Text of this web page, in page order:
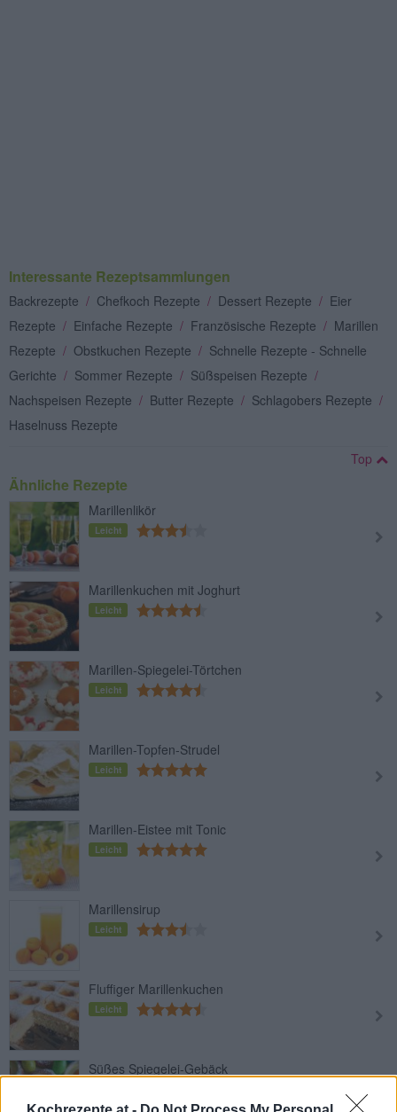
Interessante Rezeptsammlungen
Backrezepte / Chefkoch Rezepte / Dessert Rezepte / Eier
Rezepte / Einfache Rezepte / Französische Rezepte / Marillen
Rezepte / Obstkuchen Rezepte / Schnelle Rezepte - Schnelle
Gerichte / Sommer Rezepte / Süßspeisen Rezepte /
Nachspeisen Rezepte / Butter Rezepte / Schlagobers Rezepte /
Haselnuss Rezepte
Top
Ähnliche Rezepte
Marillenlikör
Leicht
Marillenkuchen mit Joghurt
Leicht
Marillen-Spiegelei-Törtchen
Leicht
Marillen-Topfen-Strudel
Leicht
Marillen-Eistee mit Tonic
Leicht
Marillensirup
Leicht
Fluffiger Marillenkuchen
Leicht
Süßes Spiegelei-Gebäck